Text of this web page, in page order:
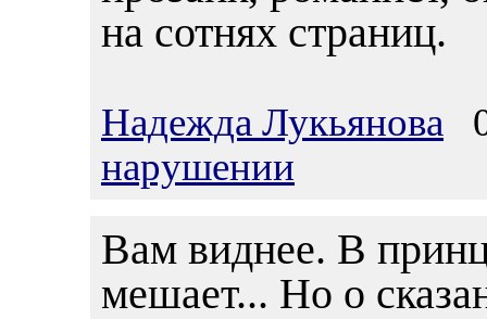
на сотнях страниц.
Надежда Лукьянова
нарушении
Вам виднее. В
мешает... Но о